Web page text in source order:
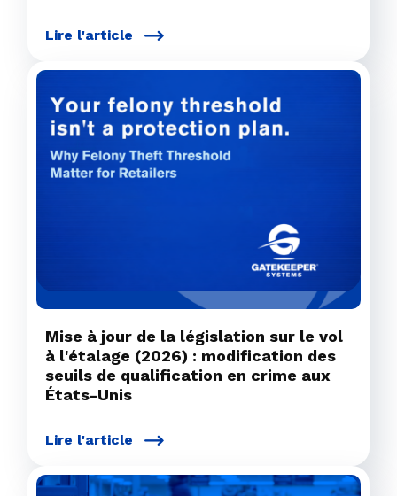
Lire l'article
Mise à jour de la législation sur le vol
à l'étalage (2026) : modification des
seuils de qualification en crime aux
États-Unis
Lire l'article